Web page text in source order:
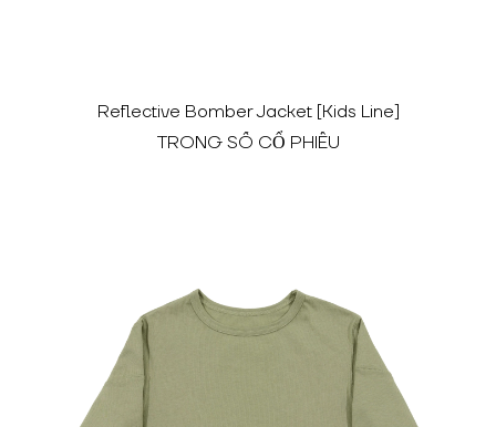
Reflective Bomber Jacket [Kids Line]
TRONG SỐ CỔ PHIẾU